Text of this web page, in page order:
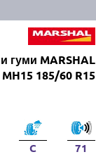
гуми MARSHAL
MH15 185/60 R15
C 71